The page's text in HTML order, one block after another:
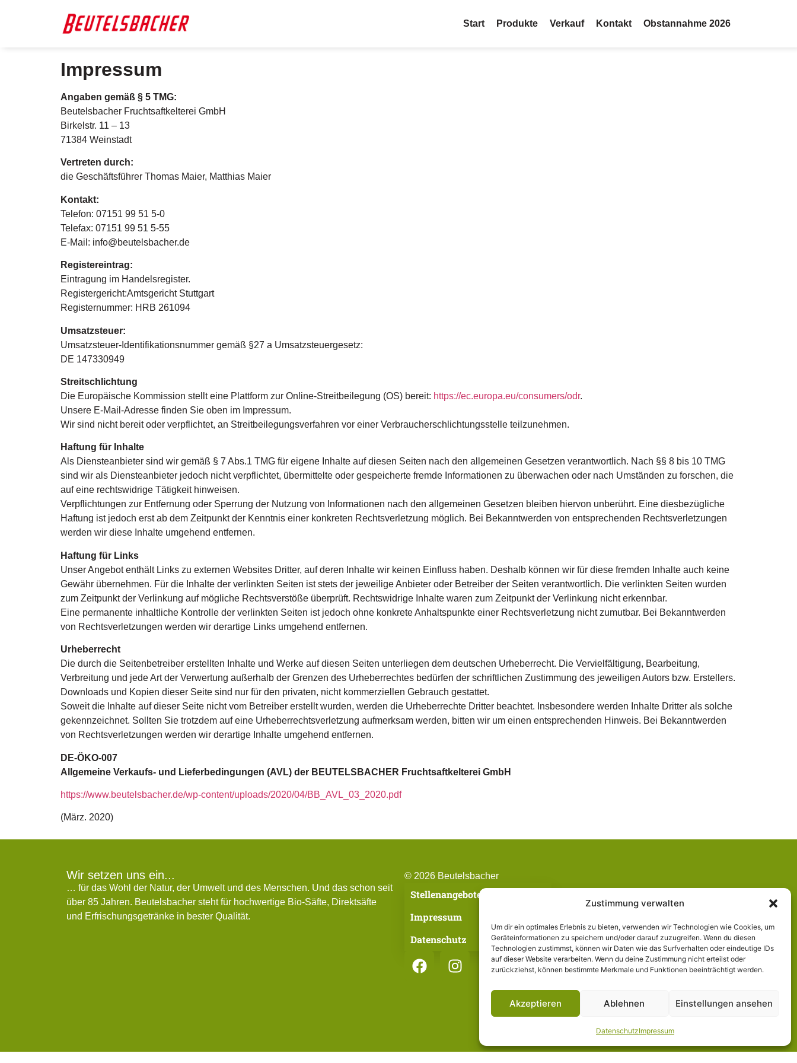
Zustimmung verwalten
Um dir ein optimales Erlebnis zu bieten, verwenden wir Technologien wie Cookies, um
Geräteinformationen zu speichern und/oder darauf zuzugreifen. Wenn du diesen
Technologien zustimmst, können wir Daten wie das Surfverhalten oder eindeutige IDs
auf dieser Website verarbeiten. Wenn du deine Zustimmung nicht erteilst oder
zurückziehst, können bestimmte Merkmale und Funktionen beeinträchtigt werden.
Akzeptieren Ablehnen Einstellungen ansehen
DatenschutzImpressum
Start Produkte Verkauf Kontakt Obstannahme 2026
Impressum
Angaben gemäß § 5 TMG:
Beutelsbacher Fruchtsaftkelterei GmbH
Birkelstr. 11 – 13
71384 Weinstadt
Vertreten durch:
die Geschäftsführer Thomas Maier, Matthias Maier
Kontakt:
Telefon: 07151 99 51 5-0
Telefax: 07151 99 51 5-55
E-Mail: info@beutelsbacher.de
Registereintrag:
Eintragung im Handelsregister.
Registergericht:Amtsgericht Stuttgart
Registernummer: HRB 261094
Umsatzsteuer:
Umsatzsteuer-Identifikationsnummer gemäß §27 a Umsatzsteuergesetz:
DE 147330949
Streitschlichtung
Die Europäische Kommission stellt eine Plattform zur Online-Streitbeilegung (OS) bereit: https://ec.europa.eu/consumers/odr.
Unsere E-Mail-Adresse finden Sie oben im Impressum.
Wir sind nicht bereit oder verpflichtet, an Streitbeilegungsverfahren vor einer Verbraucherschlichtungsstelle teilzunehmen.
Haftung für Inhalte
Als Diensteanbieter sind wir gemäß § 7 Abs.1 TMG für eigene Inhalte auf diesen Seiten nach den allgemeinen Gesetzen verantwortlich. Nach §§ 8 bis 10 TMG
sind wir als Diensteanbieter jedoch nicht verpflichtet, übermittelte oder gespeicherte fremde Informationen zu überwachen oder nach Umständen zu forschen, die
auf eine rechtswidrige Tätigkeit hinweisen.
Verpflichtungen zur Entfernung oder Sperrung der Nutzung von Informationen nach den allgemeinen Gesetzen bleiben hiervon unberührt. Eine diesbezügliche
Haftung ist jedoch erst ab dem Zeitpunkt der Kenntnis einer konkreten Rechtsverletzung möglich. Bei Bekanntwerden von entsprechenden Rechtsverletzungen
werden wir diese Inhalte umgehend entfernen.
Haftung für Links
Unser Angebot enthält Links zu externen Websites Dritter, auf deren Inhalte wir keinen Einfluss haben. Deshalb können wir für diese fremden Inhalte auch keine
Gewähr übernehmen. Für die Inhalte der verlinkten Seiten ist stets der jeweilige Anbieter oder Betreiber der Seiten verantwortlich. Die verlinkten Seiten wurden
zum Zeitpunkt der Verlinkung auf mögliche Rechtsverstöße überprüft. Rechtswidrige Inhalte waren zum Zeitpunkt der Verlinkung nicht erkennbar.
Eine permanente inhaltliche Kontrolle der verlinkten Seiten ist jedoch ohne konkrete Anhaltspunkte einer Rechtsverletzung nicht zumutbar. Bei Bekanntwerden
von Rechtsverletzungen werden wir derartige Links umgehend entfernen.
Urheberrecht
Die durch die Seitenbetreiber erstellten Inhalte und Werke auf diesen Seiten unterliegen dem deutschen Urheberrecht. Die Vervielfältigung, Bearbeitung,
Verbreitung und jede Art der Verwertung außerhalb der Grenzen des Urheberrechtes bedürfen der schriftlichen Zustimmung des jeweiligen Autors bzw. Erstellers.
Downloads und Kopien dieser Seite sind nur für den privaten, nicht kommerziellen Gebrauch gestattet.
Soweit die Inhalte auf dieser Seite nicht vom Betreiber erstellt wurden, werden die Urheberrechte Dritter beachtet. Insbesondere werden Inhalte Dritter als solche
gekennzeichnet. Sollten Sie trotzdem auf eine Urheberrechtsverletzung aufmerksam werden, bitten wir um einen entsprechenden Hinweis. Bei Bekanntwerden
von Rechtsverletzungen werden wir derartige Inhalte umgehend entfernen.
DE-ÖKO-007
Allgemeine Verkaufs- und Lieferbedingungen (AVL) der BEUTELSBACHER Fruchtsaftkelterei GmbH
https://www.beutelsbacher.de/wp-content/uploads/2020/04/BB_AVL_03_2020.pdf
(März. 2020)
Wir setzen uns ein...
… für das Wohl der Natur, der Umwelt und des Menschen. Und das schon seit
über 85 Jahren. Beutelsbacher steht für hochwertige Bio-Säfte, Direktsäfte
und Erfrischungsgetränke in bester Qualität.
© 2026 Beutelsbacher
Stellenangebote
Impressum
Datenschutz